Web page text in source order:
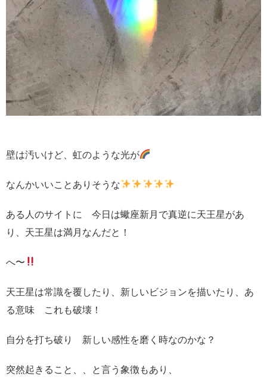
壁は汚いけど、虹のような光が
なんかいいことありそうな
ある人のサイトに 今日は蠍座新月で真逆に天王星があ
り、天王星は満月なんだと！
へ〜
天王星は常識を覆したり、新しいビジョンを描いたり、あ
る意味 これも破壊！
自分を打ち破り 新しい感性を磨く時なのかな？
突然起きること、、と言う象徴もあり、